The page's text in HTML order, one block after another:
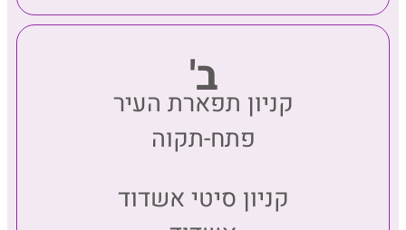
ב'
קניון תפארת העיר
פתח-תקוה
קניון סיטי אשדוד